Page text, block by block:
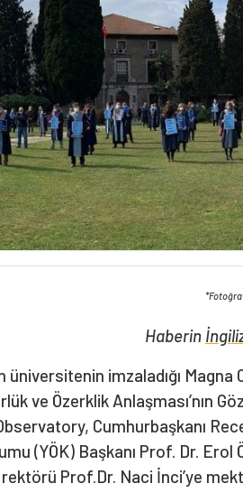
Haberin
üniversitenin imzaladığı Magna
ve Özerklik Anlaşması’nın
Cumhurbaşkanı
(YÖK) Başkanı Prof. Dr. Erol
rektörü Prof.Dr. Naci İnci’ye